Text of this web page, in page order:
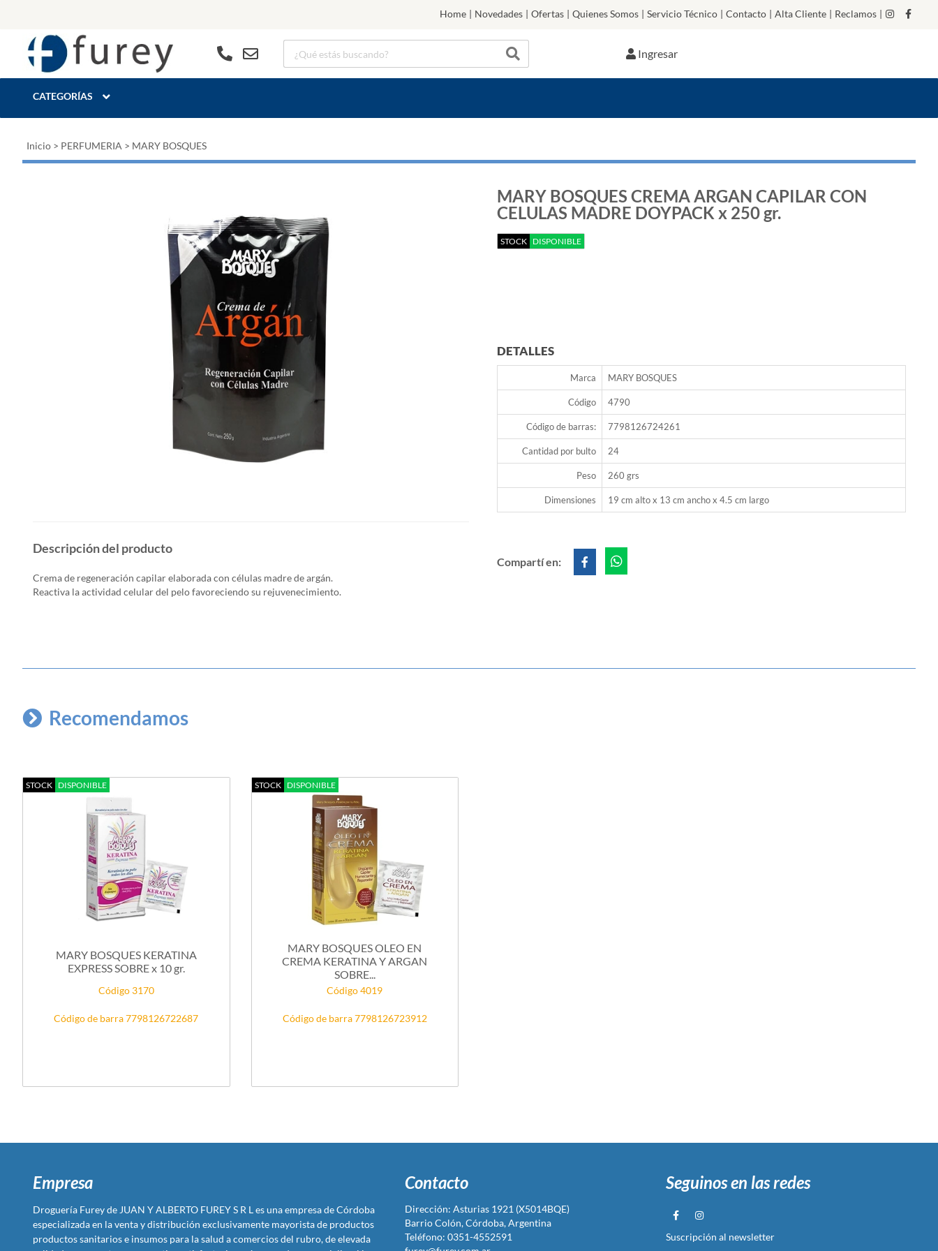
Home | Novedades | Ofertas | Quienes Somos | Servicio Técnico | Contacto | Alta Cliente | Reclamos |
Ingresar
CATEGORÍAS
Inicio > PERFUMERIA > MARY BOSQUES
MARY BOSQUES CREMA ARGAN CAPILAR CON
CELULAS MADRE DOYPACK x 250 gr.
STOCK DISPONIBLE
DETALLES
Marca MARY BOSQUES
Código 4790
Código de barras: 7798126724261
Cantidad por bulto 24
Peso 260 grs
Dimensiones 19 cm alto x 13 cm ancho x 4.5 cm largo
Compartí en:
Descripción del producto
Crema de regeneración capilar elaborada con células madre de argán.
Reactiva la actividad celular del pelo favoreciendo su rejuvenecimiento.
Recomendamos
STOCK DISPONIBLE
MARY BOSQUES KERATINA
EXPRESS SOBRE x 10 gr.
Código 3170
Código de barra 7798126722687
STOCK DISPONIBLE
MARY BOSQUES OLEO EN
CREMA KERATINA Y ARGAN
SOBRE...
Código 4019
Código de barra 7798126723912
Empresa
Droguería Furey de JUAN Y ALBERTO FUREY S R L es una empresa de Córdoba
especializada en la venta y distribución exclusivamente mayorista de productos
productos sanitarios e insumos para la salud a comercios del rubro, de elevada
Contacto
Dirección: Asturias 1921 (X5014BQE)
Barrio Colón, Córdoba, Argentina
Teléfono: 0351-4552591
Seguinos en las redes
Suscripción al newsletter